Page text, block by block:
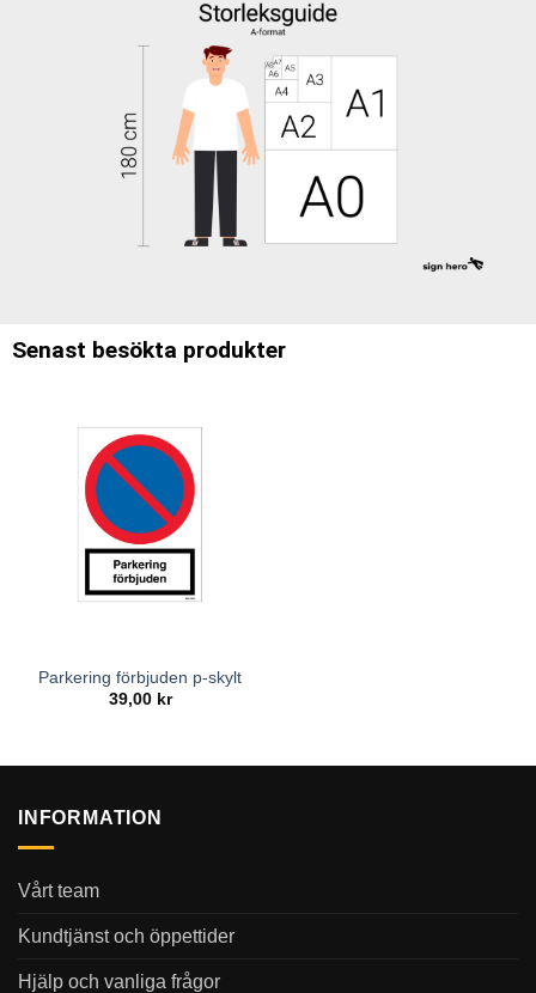
Senast besökta produkter
Parkering förbjuden p-skylt
39,00 kr
INFORMATION
Vårt team
Kundtjänst och öppettider
Hjälp och vanliga frågor